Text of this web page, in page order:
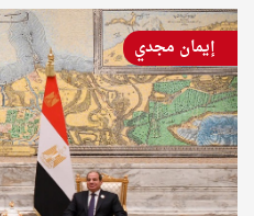
إيمان مجدي